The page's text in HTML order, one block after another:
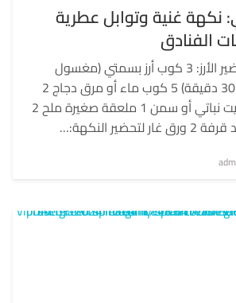
نكهة غنية وتوابل عطرية
الفنادق
المكونات: لتحضير الأرز: 3 كوب أرز بسمتي (مغسول
ومنقوع لمدة 30 دقيقة) 5 كوب ماء أو مرق دجاج 2
ملعقة كبيرة زيت نباتي أو سمن 1 ملعقة صغيرة ملح 2